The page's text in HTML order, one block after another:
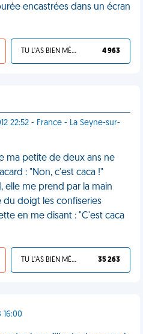
encastrées dans un écran
TU L'AS BIEN MÉRITÉ 4 963
22:52 - France - La Seyne-sur-
ma petite de deux ans ne
: "Non, c'est caca !"
elle me prend par la main
du doigt les confiseries
en me disant : "C'est caca
TU L'AS BIEN MÉRITÉ 35 263
16:00